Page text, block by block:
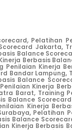
Pelatihan
Jakarta,
Balance
Berbasis
Penilaian Kinerja
Bandar Lampung,
Balance
Kinerja
Barat, Training
Balance
Kinerja
Pelatihan
Balance
Kinerja Berbasis